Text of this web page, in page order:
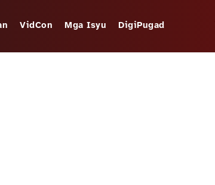
VidCon Mga Isyu DigiPugad